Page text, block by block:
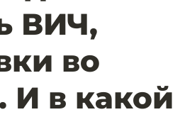
ВИЧ,
во
И в какой